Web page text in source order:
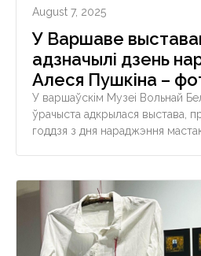
August 7, 2025
У Варшаве
адзначылі дзень
Алеся Пушкіна –
У варшаўскім Музеі Вольнай
ўрачыста адкрылася выстава,
годдзя з дня нараджэння